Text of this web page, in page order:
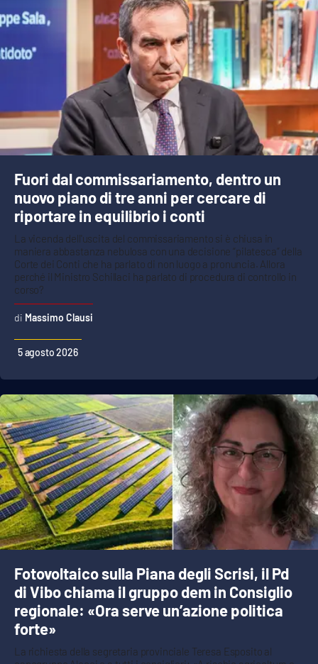
Fuori dal commissariamento, dentro un
nuovo piano di tre anni per cercare di
riportare in equilibrio i conti
La vicenda dell'uscita del commissariamento si è chiusa in
maniera abbastanza nebulosa con una decisione “pilatesca” della
Corte dei Conti che ha parlato di non luogo a pronuncia. Allora
perché il Ministro Schillaci ha parlato di procedura di controllo in
corso?
Massimo Clausi
5 agosto 2026
Fotovoltaico sulla Piana degli Scrisi, il Pd
di Vibo chiama il gruppo dem in Consiglio
regionale: «Ora serve un’azione politica
forte»
La richiesta della segretaria provinciale Teresa Esposito al